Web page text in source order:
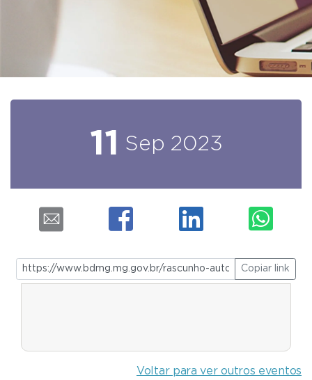
11 Sep 2023
Copiar link
Voltar para ver outros eventos